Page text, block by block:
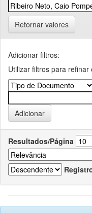
Retornar valores
Adicionar filtros:
Utilizar filtros para
Resultados/Página